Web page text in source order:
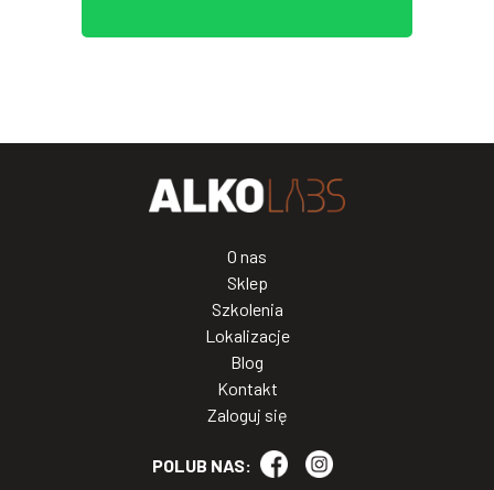
O nas
Sklep
Szkolenia
Lokalizacje
Blog
Kontakt
Zaloguj się
POLUB NAS: